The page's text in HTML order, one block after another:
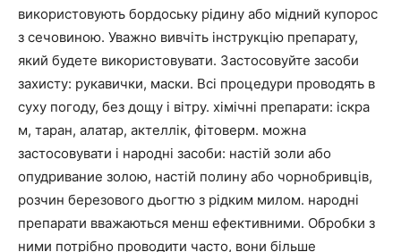
використовують бордоську рідину або мідний купорос
з сечовиною. Уважно вивчіть інструкцію препарату,
який будете використовувати. Застосовуйте засоби
захисту: рукавички, маски. Всі процедури проводять в
суху погоду, без дощу і вітру. хімічні препарати: іскра
м, таран, алатар, актеллік, фітоверм. можна
застосовувати і народні засоби: настій золи або
опудривание золою, настій полину або чорнобривців,
розчин березового дьогтю з рідким милом. народні
препарати вважаються менш ефективними. Обробки з
ними потрібно проводити часто, вони більше